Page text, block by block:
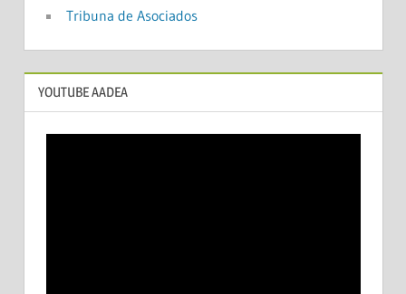
Tribuna de Asociados
YOUTUBE AADEA